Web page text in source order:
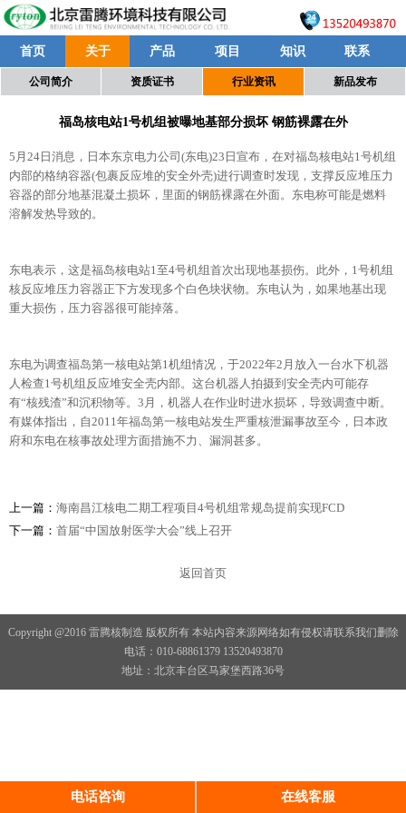
首页 关于 产品 项目 知识 联系
公司简介 资质证书 行业资讯 新品发布
福岛核电站1号机组被曝地基部分损坏 钢筋裸露在外
5月24日消息，日本东京电力公司(东电)23日宣布，在对福岛核电站1号机组
内部的格纳容器(包裹反应堆的安全外壳)进行调查时发现，支撑反应堆压力
容器的部分地基混凝土损坏，里面的钢筋裸露在外面。东电称可能是燃料
溶解发热导致的。
东电表示，这是福岛核电站1至4号机组首次出现地基损伤。此外，1号机组
核反应堆压力容器正下方发现多个白色块状物。东电认为，如果地基出现
重大损伤，压力容器很可能掉落。
东电为调查福岛第一核电站第1机组情况，于2022年2月放入一台水下机器
人检查1号机组反应堆安全壳内部。这台机器人拍摄到安全壳内可能存
有“核残渣”和沉积物等。3月，机器人在作业时进水损坏，导致调查中断。
有媒体指出，自2011年福岛第一核电站发生严重核泄漏事故至今，日本政
府和东电在核事故处理方面措施不力、漏洞甚多。
上一篇： 海南昌江核电二期工程项目4号机组常规岛提前实现FCD
下一篇： 首届“中国放射医学大会”线上召开
返回首页
Copyright @2016 雷腾核制造 版权所有 本站内容来源网络如有侵权请联系我们删除
电话：010-68861379 13520493870
地址：北京丰台区马家堡西路36号
电话咨询 在线客服